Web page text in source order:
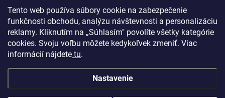
Tento web používa súbory cookie na zabezpečenie
funkčnosti obchodu, analýzu návštevnosti a personalizáciu
reklamy. Kliknutím na „Súhlasím" povolíte všetky kategórie
cookies. Svoju voľbu môžete kedykoľvek zmeniť. Viac
informácií nájdete tu.
Nastavenie
Obchodné podmienky
Reklamačný poriadok
Vrátenie tovaru
Kontakty